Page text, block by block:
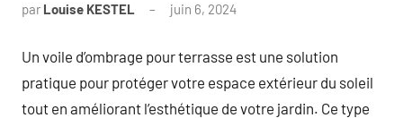
par Louise KESTEL juin 6, 2024
Un voile d’ombrage pour terrasse est une solution
pratique pour protéger votre espace extérieur du soleil
tout en améliorant l’esthétique de votre jardin. Ce type